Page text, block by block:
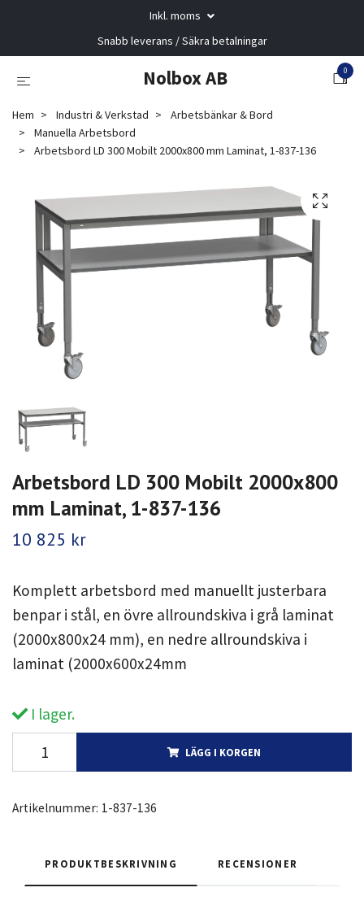
Inkl. moms
Snabb leverans / Säkra betalningar
Nolbox AB 0
Hem Industri & Verkstad
Arbetsbänkar & Bord
Manuella Arbetsbord
Arbetsbord LD 300 Mobilt 2000x800 mm Laminat, 1-837-136
Arbetsbord LD 300 Mobilt 2000x800
mm Laminat, 1-837-136
10 825 kr
Komplett arbetsbord med manuellt justerbara
benpar i stål, en övre allroundskiva i grå laminat
(2000x800x24 mm), en nedre allroundskiva i
laminat (2000x600x24mm
I lager.
LÄGG I KORGEN
Artikelnummer: 1-837-136
PRODUKTBESKRIVNING RECENSIONER